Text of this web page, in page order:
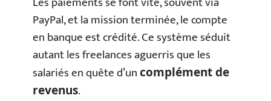
PayPal, et la mission terminée, le compte
en banque est crédité. Ce système séduit
autant les freelances aguerris que les
salariés en quête d’uncomplément de
revenus.